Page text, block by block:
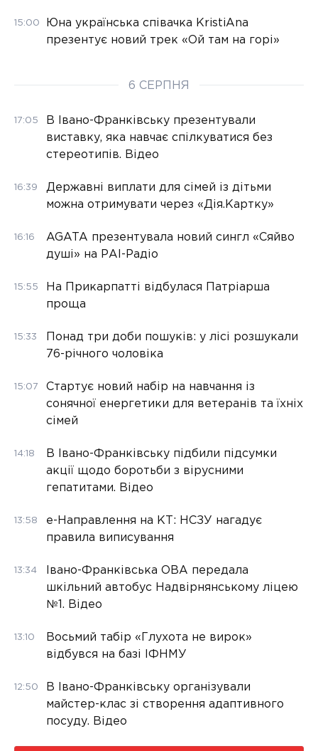
15:00
Юна українська співачка KristiAna
презентує новий трек «Ой там на горі»
6 СЕРПНЯ
17:05
В Івано-Франківську презентували
виставку, яка навчає спілкуватися без
стереотипів. Відео
16:39
Державні виплати для сімей із дітьми
можна отримувати через «Дія.Картку»
16:16
AGATA презентувала новий сингл «Сяйво
душі» на РАІ-Радіо
15:55
На Прикарпатті відбулася Патріарша
проща
15:33
Понад три доби пошуків: у лісі розшукали
76-річного чоловіка
15:07
Стартує новий набір на навчання із
сонячної енергетики для ветеранів та їхніх
сімей
14:18
В Івано-Франківську підбили підсумки
акції щодо боротьби з вірусними
гепатитами. Відео
13:58
е-Направлення на КТ: НСЗУ нагадує
правила виписування
13:34
Івано-Франківська ОВА передала
шкільний автобус Надвірнянському ліцею
№1. Відео
13:10
Восьмий табір «Глухота не вирок»
відбувся на базі ІФНМУ
12:50
В Івано-Франківську організували
майстер-клас зі створення адаптивного
посуду. Відео